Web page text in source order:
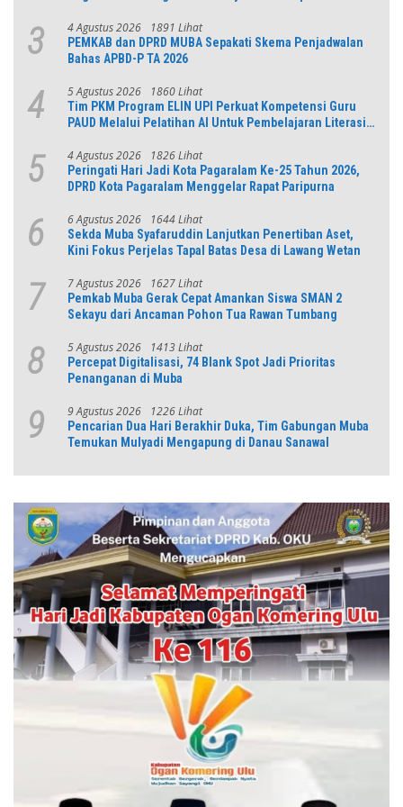
3 4 Agustus 2026 1891 Lihat
PEMKAB dan DPRD MUBA Sepakati Skema Penjadwalan
Bahas APBD-P TA 2026
4 5 Agustus 2026 1860 Lihat
Tim PKM Program ELIN UPI Perkuat Kompetensi Guru
PAUD Melalui Pelatihan AI Untuk Pembelajaran Literasi
5 4 Agustus 2026 1826 Lihat
Peringati Hari Jadi Kota Pagaralam Ke-25 Tahun 2026,
DPRD Kota Pagaralam Menggelar Rapat Paripurna
6 6 Agustus 2026 1644 Lihat
Sekda Muba Syafaruddin Lanjutkan Penertiban Aset,
Kini Fokus Perjelas Tapal Batas Desa di Lawang Wetan
7 7 Agustus 2026 1627 Lihat
Pemkab Muba Gerak Cepat Amankan Siswa SMAN 2
Sekayu dari Ancaman Pohon Tua Rawan Tumbang
8 5 Agustus 2026 1413 Lihat
Percepat Digitalisasi, 74 Blank Spot Jadi Prioritas
Penanganan di Muba
9 9 Agustus 2026 1226 Lihat
Pencarian Dua Hari Berakhir Duka, Tim Gabungan Muba
Temukan Mulyadi Mengapung di Danau Sanawal